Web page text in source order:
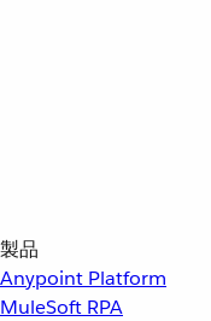
製品
Anypoint Platform
MuleSoft RPA